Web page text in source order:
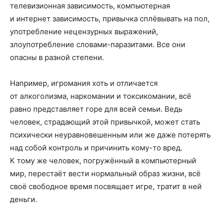
телевизионная зависимость, компьютерная
и интернет зависимость, привычка сплёвывать на пол,
употребление нецензурных выражений,
злоупотребление словами-паразитами. Все они
опасны в разной степени.
Например, игромания хоть и отличается
от алкоголизма, наркомании и токсикомании, всё
равно представляет горе для всей семьи. Ведь
человек, страдающий этой привычкой, может стать
психически неуравновешенным или же даже потерять
над собой контроль и причинить кому-то вред.
К тому же человек, погружённый в компьютерный
мир, перестаёт вести нормальный образ жизни, всё
своё свободное время посвящает игре, тратит в ней
деньги.